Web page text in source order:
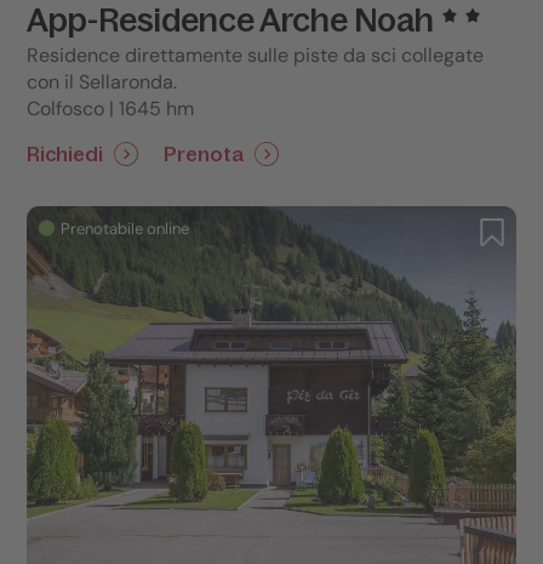
App-Residence Arche Noah
Residence direttamente sulle piste da sci collegate
con il Sellaronda.
Colfosco | 1645 hm
Richiedi Prenota
Prenotabile online